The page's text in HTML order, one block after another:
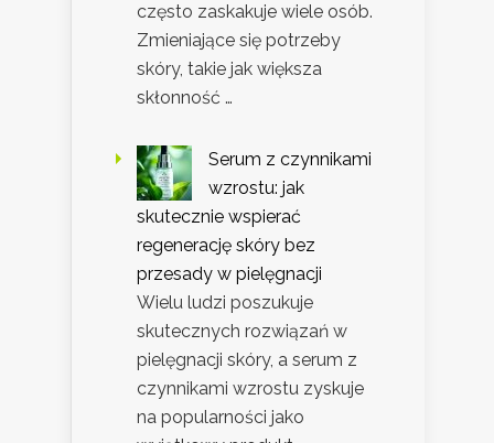
często zaskakuje wiele osób.
Zmieniające się potrzeby
skóry, takie jak większa
skłonność …
Serum z czynnikami
wzrostu: jak
skutecznie wspierać
regenerację skóry bez
przesady w pielęgnacji
Wielu ludzi poszukuje
skutecznych rozwiązań w
pielęgnacji skóry, a serum z
czynnikami wzrostu zyskuje
na popularności jako